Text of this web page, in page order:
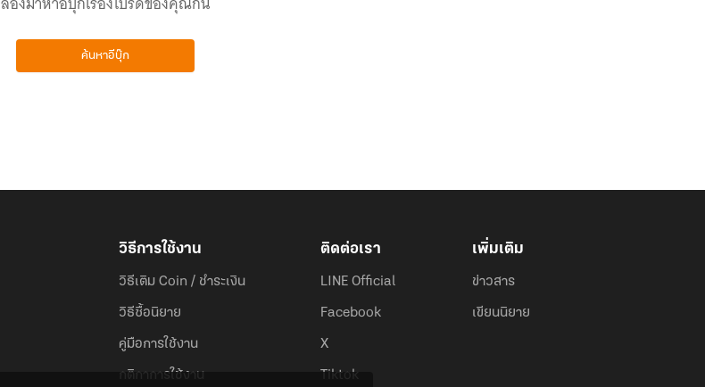
ค้นหาอีบุ๊ก
วิธีการใช้งาน
วิธีเติม Coin / ชำระเงิน
วิธีซื้อนิยาย
คู่มือการใช้งาน
กติกาการใช้งาน
ติดต่อเรา
LINE Official
Facebook
X
Tiktok
เพิ่มเติม
ข่าวสาร
เขียนนิยาย